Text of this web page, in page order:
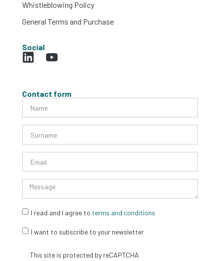
Whistleblowing Policy
General Terms and Purchase
Social
Contact form
I read and I agree to terms and conditions
I want to subscribe to your newsletter